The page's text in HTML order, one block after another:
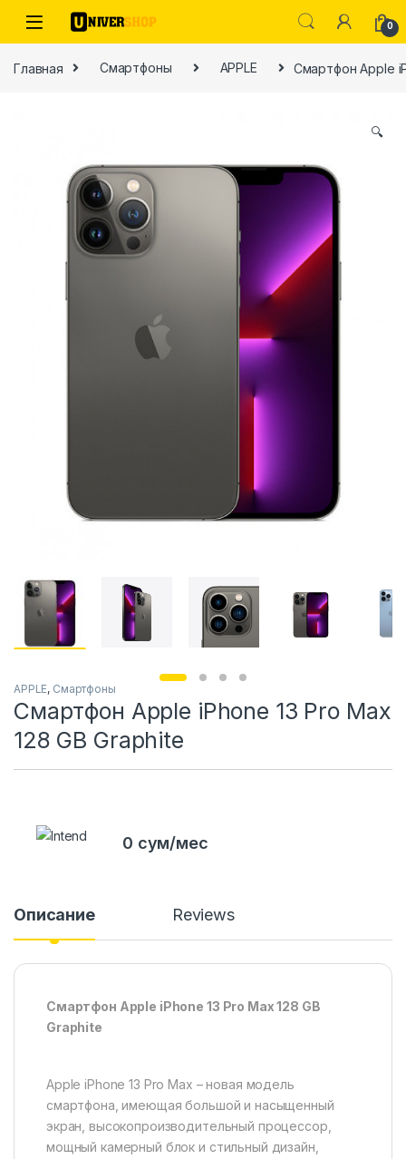
Skip to navigation
Skip to content
0
Главная Смартфоны APPLE Смартфон Apple
🔍
APPLE, Смартфоны
Смартфон Apple iPhone 13 Pro Max
128 GB Graphite
0 сум/мес
Описание Reviews
Смартфон Apple iPhone 13 Pro Max 128 GB
Graphite
Apple iPhone 13 Pro Max – новая модель
смартфона, имеющая большой и насыщенный
экран, высокопроизводительный процессор,
мощный камерный блок и стильный дизайн,